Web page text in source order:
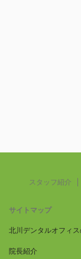
スタッフ紹介
サイトマップ
北川デンタルオフィ
院長紹介